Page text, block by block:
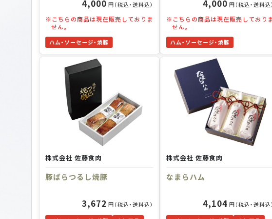
4,000 円（税込・送料込）
※こちらの商品は現在販売しておりま
せん。
ハム・ソーセージ・焼豚
4,000 円（税込・送料込
※こちらの商品は現在販売しており
せん。
ハム・ソーセージ・焼豚
株式会社 佐藤食肉
豚ばらつるし焼豚
3,672 円（税込・送料込）
株式会社 佐藤食肉
なまらハム
4,104 円（税込・送料込